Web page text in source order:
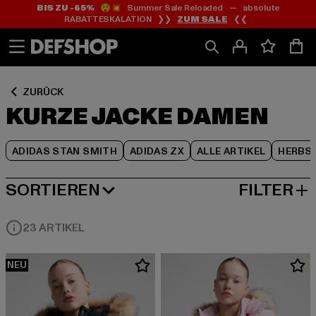
Zum
Inhalt
springen
Zum
Fußzeile
springen
BIS ZU -65%😲💥 Summer Sale Reloaded — absolute
RABATTESKALATION ❯❯ ZUM SALE ❮❮
ZURÜCK
KURZE JACKE DAMEN
ADIDAS STAN SMITH ADIDAS ZX ALLE ARTIKEL
Zum
Produktraster
springen
SORTIEREN
BELIEBTESTE FILTER
23 ARTIKEL
NEU